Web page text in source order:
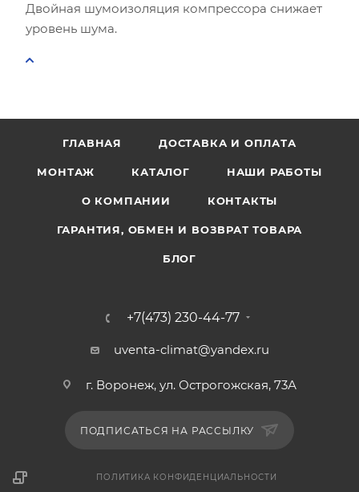
Двойная шумоизоляция компрессора снижает
уровень шума.
ГЛАВНАЯ ДОСТАВКА И ОПЛАТА
МОНТАЖ КАТАЛОГ НАШИ РАБОТЫ
О КОМПАНИИ КОНТАКТЫ
ГАРАНТИЯ, ОБМЕН И ВОЗВРАТ ТОВАРА
БЛОГ
+7(473) 230-44-77
uventa-climat@yandex.ru
г. Воронеж, ул. Острогожская, 73А
ПОДПИСАТЬСЯ НА РАССЫЛКУ
ПОЛИТИКА КОНФИДЕНЦИАЛЬНОСТИ